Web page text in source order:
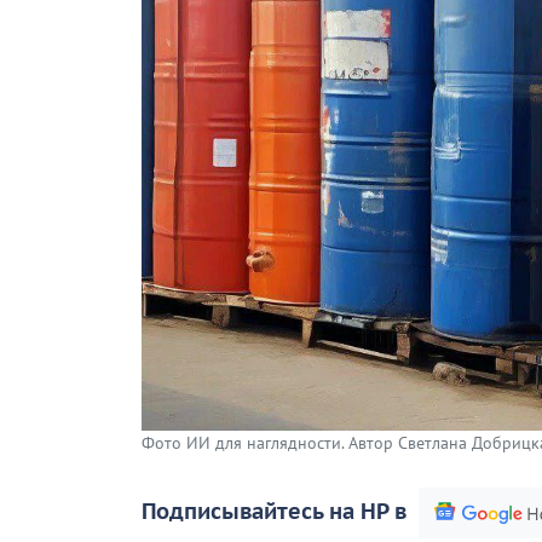
Фото ИИ для наглядности. Автор Светлана
Подписывайтесь на НР в